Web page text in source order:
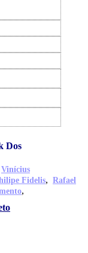
Dos
Vinícius
Fidelis, Rafael
,